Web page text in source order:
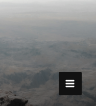
Main